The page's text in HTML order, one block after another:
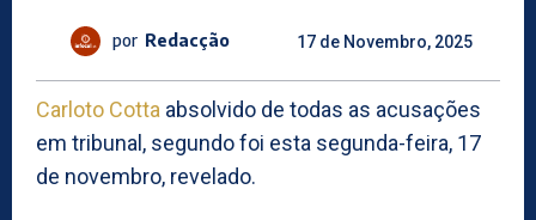
por Redacção 17 de Novembro, 2025
Carloto Cotta absolvido de todas as acusações
em tribunal, segundo foi esta segunda-feira, 17
de novembro, revelado.